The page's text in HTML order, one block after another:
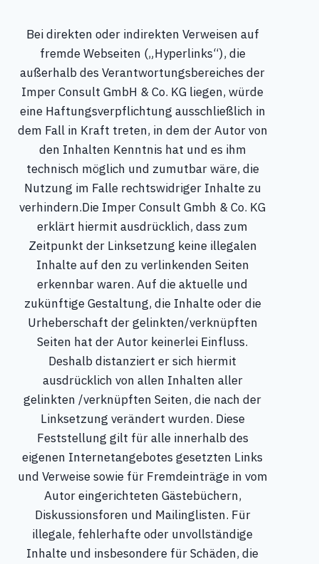
Bei direkten oder indirekten Verweisen auf
fremde Webseiten („Hyperlinks“), die
außerhalb des Verantwortungsbereiches der
Imper Consult GmbH & Co. KG liegen, würde
eine Haftungsverpflichtung ausschließlich in
dem Fall in Kraft treten, in dem der Autor von
den Inhalten Kenntnis hat und es ihm
technisch möglich und zumutbar wäre, die
Nutzung im Falle rechtswidriger Inhalte zu
verhindern.Die Imper Consult Gmbh & Co. KG
erklärt hiermit ausdrücklich, dass zum
Zeitpunkt der Linksetzung keine illegalen
Inhalte auf den zu verlinkenden Seiten
erkennbar waren. Auf die aktuelle und
zukünftige Gestaltung, die Inhalte oder die
Urheberschaft der gelinkten/verknüpften
Seiten hat der Autor keinerlei Einfluss.
Deshalb distanziert er sich hiermit
ausdrücklich von allen Inhalten aller
gelinkten /verknüpften Seiten, die nach der
Linksetzung verändert wurden. Diese
Feststellung gilt für alle innerhalb des
eigenen Internetangebotes gesetzten Links
und Verweise sowie für Fremdeinträge in vom
Autor eingerichteten Gästebüchern,
Diskussionsforen und Mailinglisten. Für
illegale, fehlerhafte oder unvollständige
Inhalte und insbesondere für Schäden, die